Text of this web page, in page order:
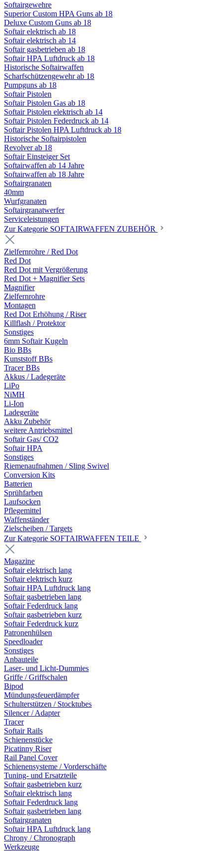
Softairgewehre
Superior Custom HPA Guns ab 18
Deluxe Custom Guns ab 18
Softair elektrisch ab 18
Softair elektrisch ab 14
Softair gasbetrieben ab 18
Softair HPA Luftdruck ab 18
Historische Softairwaffen
Scharfschützengewehr ab 18
Pumpguns ab 18
Softair Pistolen
Softair Pistolen Gas ab 18
Softair Pistolen elektrisch ab 14
Softair Pistolen Federdruck ab 14
Softair Pistolen HPA Luftdruck ab 18
Historische Softairpistolen
Revolver ab 18
Softair Einsteiger Set
Softairwaffen ab 14 Jahre
Softairwaffen ab 18 Jahre
Softairgranaten
40mm
Wurfgranaten
Softairgranatwerfer
Serviceleistungen
Zur Kategorie SOFTAIRWAFFEN ZUBEHÖR
Zielfernrohre / Red Dot
Red Dot
Red Dot mit Vergrößerung
Red Dot + Magnifier Sets
Magnifier
Zielfernrohre
Montagen
Red Dot Erhöhung / Riser
Killflash / Protektor
Sonstiges
6mm Softair Kugeln
Bio BBs
Kunststoff BBs
Tracer BBs
Akkus / Ladegeräte
LiPo
NiMH
Li-Ion
Ladegeräte
Akku Zubehör
weitere Antriebsmittel
Softair Gas/ CO2
Softair HPA
Sonstiges
Riemenaufnahmen / Sling Swivel
Conversion Kits
Batterien
Sprühfarben
Laufsocken
Pflegemittel
Waffenständer
Zielscheiben / Targets
Zur Kategorie SOFTAIRWAFFEN TEILE
Magazine
Softair elektrisch lang
Softair elektrisch kurz
Softair HPA Luftdruck lang
Softair gasbetrieben lang
Softair Federdruck lang
Softair gasbetrieben kurz
Softair Federdruck kurz
Patronenhülsen
Speedloader
Sonstiges
Anbauteile
Laser- und Licht-Dummies
Griffe / Griffschalen
Bipod
Mündungsfeuerdämpfer
Schulterstützen / Stocktubes
Silencer / Adapter
Tracer
Softair Rails
Schienenstücke
Picatinny Riser
Rail Panel Cover
Schienensysteme / Vorderschäfte
Tuning- und Ersatzteile
Softair gasbetrieben kurz
Softair elektrisch lang
Softair Federdruck lang
Softair gasbetrieben lang
Softairgranaten
Softair HPA Luftdruck lang
Chrony / Chronograph
Werkzeuge